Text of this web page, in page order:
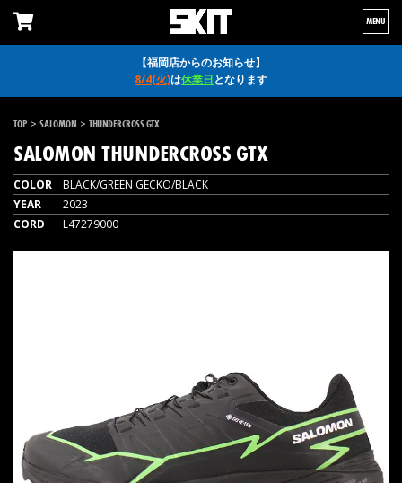
【福岡店からのお知らせ】
8/4(火)は休業日となります
MENU
TOP > SALOMON > THUNDERCROSS GTX
SALOMON THUNDERCROSS GTX
COLOR
BLACK/GREEN GECKO/BLACK
YEAR
2023
CORD
L47279000